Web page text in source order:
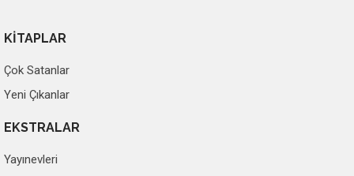
KİTAPLAR
Çok Satanlar
Yeni Çıkanlar
EKSTRALAR
Yayınevleri